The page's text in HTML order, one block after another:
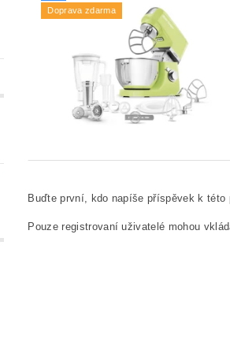
Doprava zdarma
Buďte první, kdo napíše příspěvek k této
Pouze registrovaní uživatelé mohou